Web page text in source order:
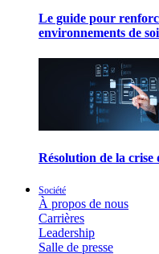
Le guide pour
environnements de
Résolution de la crise
Société
À propos de nous
Carrières
Leadership
Salle de presse